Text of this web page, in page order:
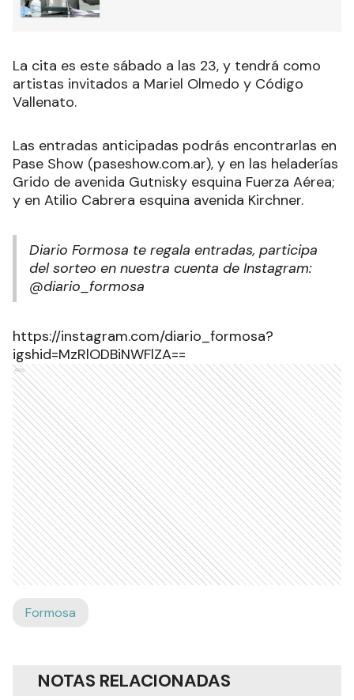
La cita es este sábado a las 23, y tendrá como
artistas invitados a Mariel Olmedo y Código
Vallenato.
Las entradas anticipadas podrás encontrarlas en
Pase Show (paseshow.com.ar), y en las heladerías
Grido de avenida Gutnisky esquina Fuerza Aérea;
y en Atilio Cabrera esquina avenida Kirchner.
Diario Formosa te regala entradas, participa
del sorteo en nuestra cuenta de Instagram:
@diario_formosa
https://instagram.com/diario_formosa?
igshid=MzRlODBiNWFlZA==
Ads
Formosa
NOTAS RELACIONADAS